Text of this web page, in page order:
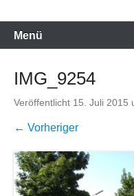
Primäres
Menü
Menü
IMG_9254
Veröffentlicht 15. Juli 2015
← Vorheriger